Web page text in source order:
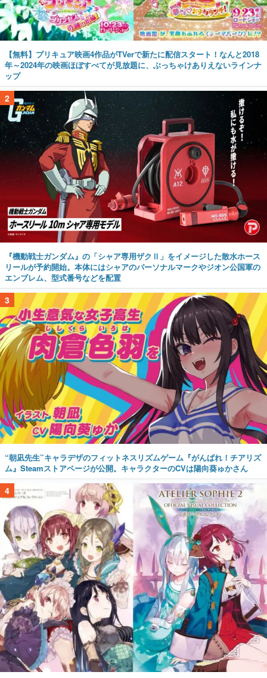
【無料】プリキュア映画4作品がTVerで新たに配信スタート！なんと2018
年～2024年の映画ほぼすべてが見放題に、ぶっちゃけありえないラインナ
ップ
2
『機動戦士ガンダム』の「シャア専用ザクⅡ」をイメージした散水ホース
リールが予約開始。本体にはシャアのパーソナルマークやジオン公国軍の
エンブレム、型式番号などを配置
3
“朝凪先生”キャラデザのフィットネスリズムゲーム『がんばれ！チアリズ
ム』Steamストアページが公開。キャラクターのCVは陽向葵ゅかさん
4